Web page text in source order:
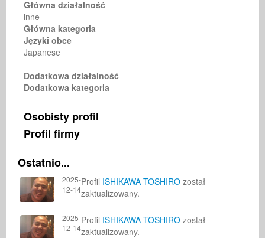
Główna działalność
inne
Główna kategoria
Języki obce
Japanese
Dodatkowa działalność
Dodatkowa kategoria
Osobisty profil
Profil firmy
Ostatnio...
2025-
12-14
Profil ISHIKAWA TOSHIRO został
zaktualizowany.
2025-
12-14
Profil ISHIKAWA TOSHIRO został
zaktualizowany.